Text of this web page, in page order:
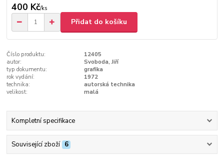
400 Kč/ks
Přidat do košíku
Číslo produktu:
12405
autor:
Svoboda, Jiří
typ dokumentu:
grafika
rok vydání:
1972
technika:
autorská technika
velikost:
malá
Kompletní specifikace
Související zboží 6